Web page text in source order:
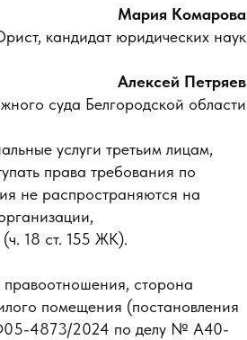
Мария Комарова
кандидат юридических наук
Алексей Петряев
суда Белгородской области
услуги третьим лицам,
права требования по
не распространяются на
18 ст. 155 ЖК).
сторона
помещения (постановления
4873/2024 по делу № А40-